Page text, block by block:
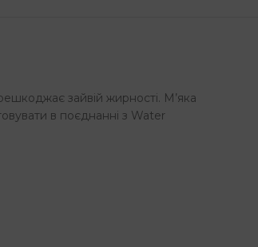
зайвій жирності. М’яка
в поєднанні з Water